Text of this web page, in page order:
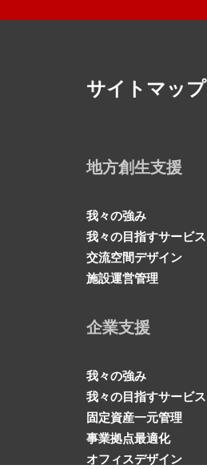
サイトマップ
地方創生支援
我々の強み
我々の目指すサービス
交流空間デザイン
施設運営管理
企業支援
我々の強み
我々の目指すサービス
固定資産一元管理
事業拠点最適化
オフィスデザイン